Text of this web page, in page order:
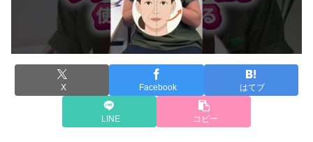
X Facebook はてブ
LINE コピー